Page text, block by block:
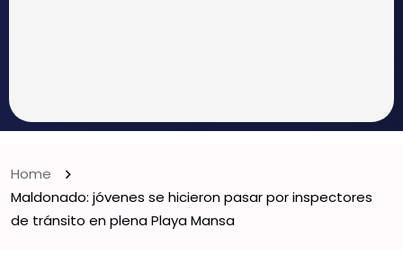
Home
Maldonado: jóvenes se hicieron pasar por inspectores
de tránsito en plena Playa Mansa